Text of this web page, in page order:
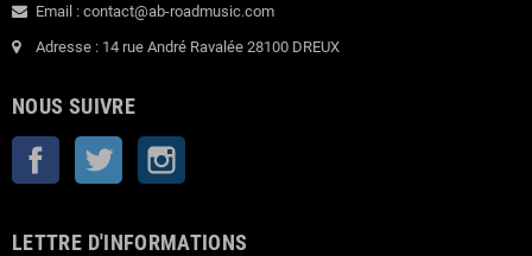
Email : contact@ab-roadmusic.com
Adresse : 14 rue André Ravalée 28100 DREUX
NOUS SUIVRE
Facebook Twitter
LETTRE D'INFORMATIONS